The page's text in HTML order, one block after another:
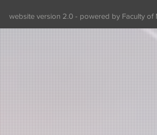
website version 2.0 - powered by Faculty of